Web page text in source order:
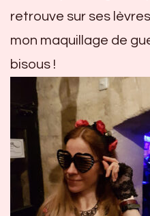
retrouve sur ses
mon maquillage de
bisous !